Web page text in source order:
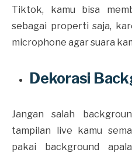
Tiktok, kamu bisa
sebagai properti saja,
microphone agar suara
Dekorasi
Jangan salah
tampilan live kamu
pakai background